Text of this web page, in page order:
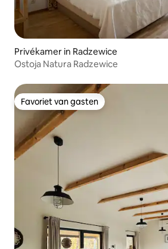
Privékamer in Radzewice
Ostoja Natura Radzewice
Favoriet van gasten
Favoriet van gasten